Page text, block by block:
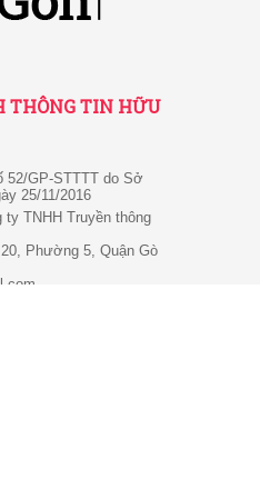
THÔNG TIN HỮU
52/GP-STTTT do Sở
25/11/2016
TNHH Truyền thông
Phường 5, Quận Gò